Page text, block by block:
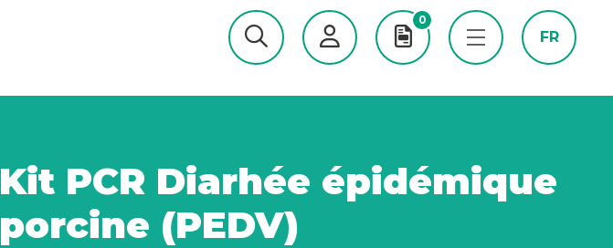
0
FR
Kit PCR Diarhée épidémique
porcine (PEDV)